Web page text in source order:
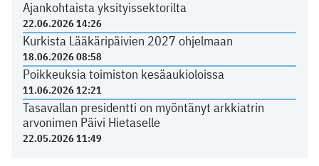
Ajankohtaista yksityissektorilta
22.06.2026 14:26
Kurkista Lääkäripäivien 2027 ohjelmaan
18.06.2026 08:58
Poikkeuksia toimiston kesäaukioloissa
11.06.2026 12:21
Tasavallan presidentti on myöntänyt arkkiatrin
arvonimen Päivi Hietaselle
22.05.2026 11:49